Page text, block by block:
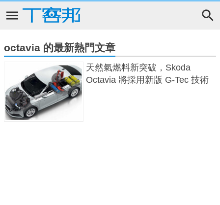
octavia 的最新熱門文章
天然氣燃料新突破，Skoda
Octavia 將採用新版 G-Tec 技術